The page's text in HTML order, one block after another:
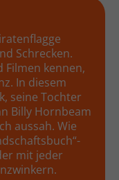
Schrecken.
Filmen kennen,
In diesem
seine Tochter
Billy Hornbeam
aussah. Wie
mit jeder